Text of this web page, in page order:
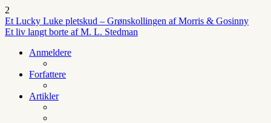
2
Et Lucky Luke pletskud – Grønskollingen af Morris & Gosinny
Et liv langt borte af M. L. Stedman
Anmeldere
Forfattere
Artikler